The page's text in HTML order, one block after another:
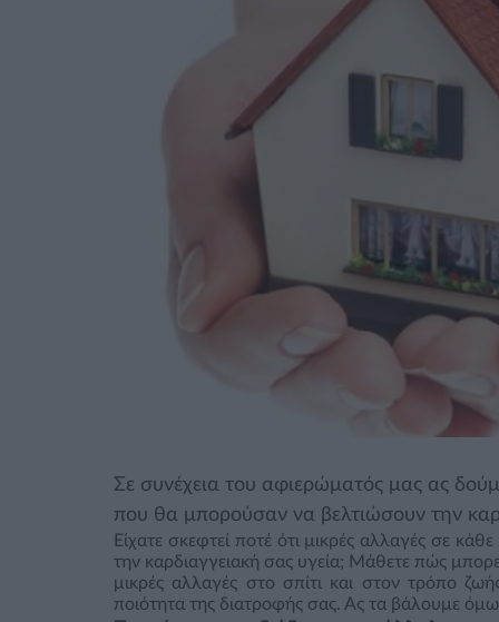
Σε συνέχεια του αφιερώματός μας ας
που θα μπορούσαν να βελτιώσουν την
Είχατε σκεφτεί ποτέ ότι μικρές αλλαγές σε
την καρδιαγγειακή σας υγεία; Μάθετε πώς
μικρές αλλαγές στο σπίτι και στον τρόπο
ποιότητα της διατροφής σας. Ας τα βάλουμε